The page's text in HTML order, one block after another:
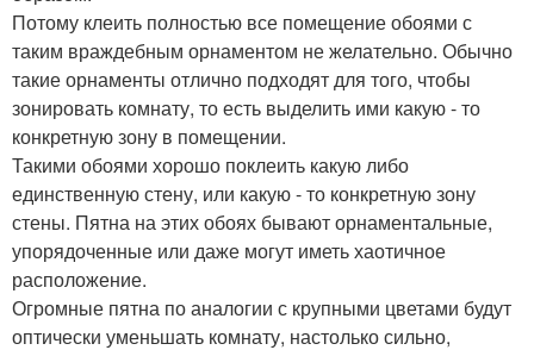
Потому клеить полностью все помещение обоями с
таким враждебным орнаментом не желательно. Обычно
такие орнаменты отлично подходят для того, чтобы
зонировать комнату, то есть выделить ими какую - то
конкретную зону в помещении.
Такими обоями хорошо поклеить какую либо
единственную стену, или какую - то конкретную зону
стены. Пятна на этих обоях бывают орнаментальные,
упорядоченные или даже могут иметь хаотичное
расположение.
Огромные пятна по аналогии с крупными цветами будут
оптически уменьшать комнату, настолько сильно,